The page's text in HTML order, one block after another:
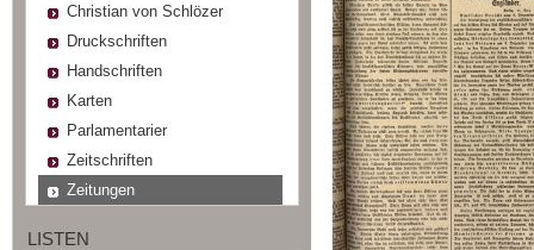
Christian von Schlözer
Druckschriften
Handschriften
Karten
Parlamentarier
Zeitschriften
Zeitungen
LISTEN